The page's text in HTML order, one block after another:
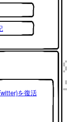
を復活